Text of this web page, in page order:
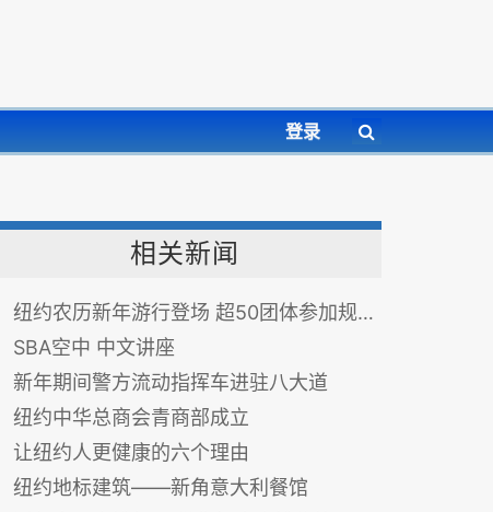
登录
相关新闻
纽约农历新年游行登场 超50团体参加规模创记录
SBA空中 中文讲座
新年期间警方流动指挥车进驻八大道
纽约中华总商会青商部成立
让纽约人更健康的六个理由
纽约地标建筑——新角意大利餐馆